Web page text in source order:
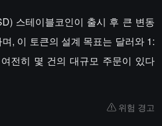
스테이블코인이 출시 후 큰 변동
, 이 토큰의 설계 목표는 달러와 1:
전히 몇 건의 대규모 주문이 있다
위험 경고